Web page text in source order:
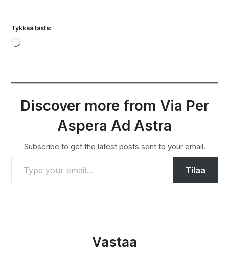
Tykkää tästä:
Loading…
Discover more from Via Per
Aspera Ad Astra
Subscribe to get the latest posts sent to your email.
TYPE YOUR EMAIL…
Tilaa
Vastaa